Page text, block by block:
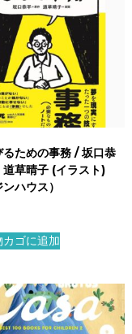
るための事務 / 坂口恭
草晴子 (イラスト)
ンハウス）
カゴに追加